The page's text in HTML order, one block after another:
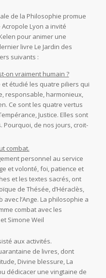
de la Philosophie promue
Acropole Lyon a invité
pour animer une
livre Le Jardin des
suivants :
on vraiment humain ?
étudié les quatre piliers qui
responsable, harmonieux,
Ce sont les quatre vertus
Justice. Elles sont
de nos jours, croit-
combat.
personnel au service
et volonté, foi, patience et
et les textes sacrés, ont
de Thésée, d’Héraclès,
avec l’Ange. La philosophie a
combat avec les
Simone Weil
aux activités.
de livres, dont
Divine blessure, La
dédicacer une vingtaine de